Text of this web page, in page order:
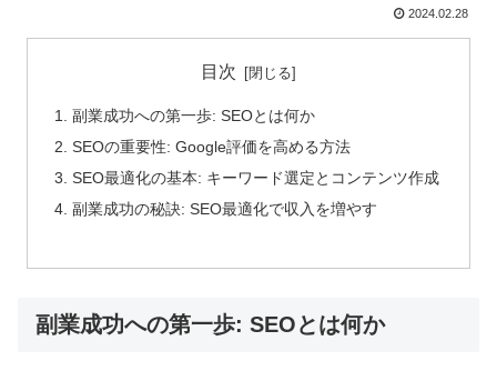
2024.02.28
目次
副業成功への第一歩: SEOとは何か
SEOの重要性: Google評価を高める方法
SEO最適化の基本: キーワード選定とコンテンツ作成
副業成功の秘訣: SEO最適化で収入を増やす
副業成功への第一歩: SEOとは何か